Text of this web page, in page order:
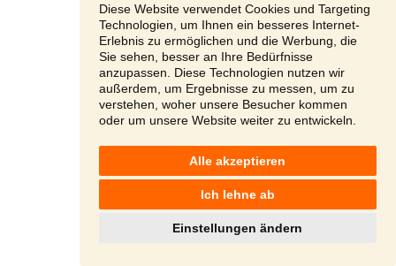
Diese Website verwendet Cookies und Targeting
Technologien, um Ihnen ein besseres Internet-
Erlebnis zu ermöglichen und die Werbung, die
Sie sehen, besser an Ihre Bedürfnisse
anzupassen. Diese Technologien nutzen wir
außerdem, um Ergebnisse zu messen, um zu
verstehen, woher unsere Besucher kommen
oder um unsere Website weiter zu entwickeln.
Alle akzeptieren
Ich lehne ab
Einstellungen ändern